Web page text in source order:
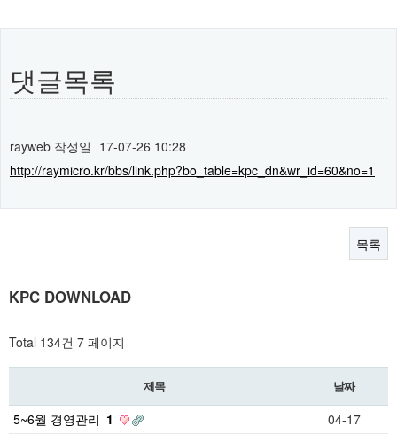
댓글목록
rayweb 작성일 17-07-26 10:28
http://raymicro.kr/bbs/link.php?bo_table=kpc_dn&wr_id=60&no=1
목록
KPC DOWNLOAD
Total 134건 7 페이지
제목 날짜
5~6월 경영관리 1
04-17